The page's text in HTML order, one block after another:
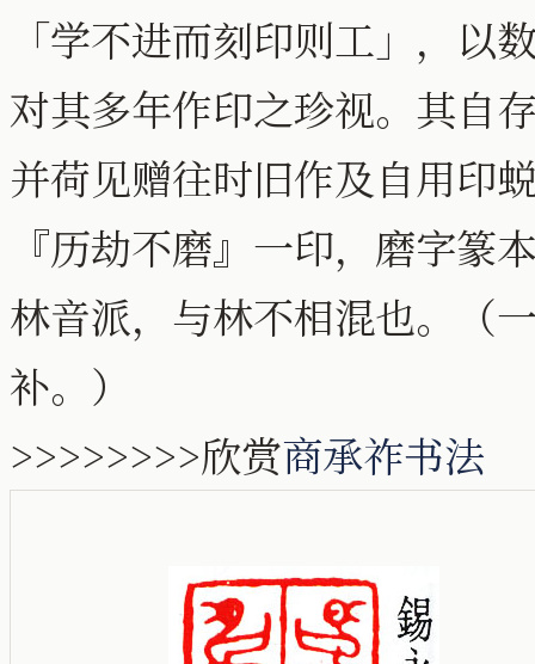
「学不进而刻印则工」，以
对其多年作印之珍视。其自
并荷见赠往时旧作及自用印
『历劫不磨』一印，磨字
林音派，与林不相混也。（
补。）
>>>>>>>>欣赏商承祚书法